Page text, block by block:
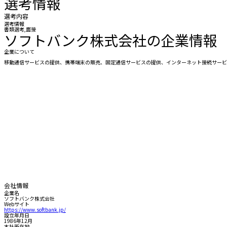
選考内容
選考情報
書類選考,面接
ソフトバンク株式会社の企業情報
企業について
移動通信サービスの提供、携帯端末の販売、固定通信サービスの提供、インターネット接続サー
会社情報
企業名
ソフトバンク株式会社
Webサイト
https://www.softbank.jp/
設立年月日
1986年12月